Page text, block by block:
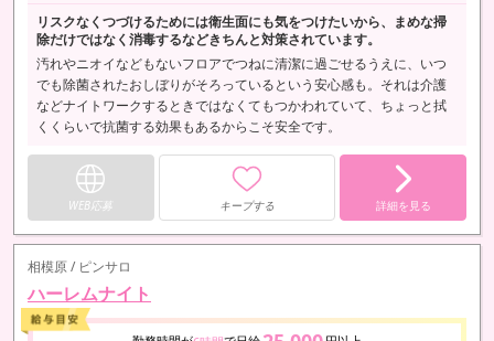
リスクなくつづけるためには衛生面にも気をつけたいから、まめな掃
除だけではなく消毒するなどきちんと対策されています。
汚れやニオイなどもないフロアでつねに清潔に過ごせるうえに、いつ
でも除菌されたおしぼりがそろっているという安心感も。それは介護
などナイトワークするときではなくてもつかわれていて、ちょっと拭
くくらいで抗菌する効果もあるからこそ安全です。
WEB応募 キープする 詳細を見る
相模原 / ピンサロ
ハーレムナイト